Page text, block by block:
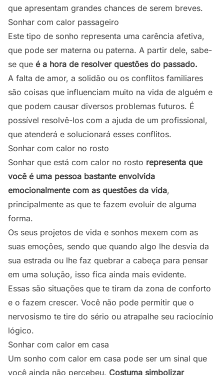
que apresentam grandes chances de serem breves.
Sonhar com calor passageiro
Este tipo de sonho representa uma carência afetiva,
que pode ser materna ou paterna. A partir dele, sabe-
se que é a hora de resolver questões do passado.
A falta de amor, a solidão ou os conflitos familiares
são coisas que influenciam muito na vida de alguém e
que podem causar diversos problemas futuros. É
possível resolvê-los com a ajuda de um profissional,
que atenderá e solucionará esses conflitos.
Sonhar com calor no rosto
Sonhar que está com calor no rosto representa que
você é uma pessoa bastante envolvida
emocionalmente com as questões da vida,
principalmente as que te fazem evoluir de alguma
forma.
Os seus projetos de vida e sonhos mexem com as
suas emoções, sendo que quando algo lhe desvia da
sua estrada ou lhe faz quebrar a cabeça para pensar
em uma solução, isso fica ainda mais evidente.
Essas são situações que te tiram da zona de conforto
e o fazem crescer. Você não pode permitir que o
nervosismo te tire do sério ou atrapalhe seu raciocínio
lógico.
Sonhar com calor em casa
Um sonho com calor em casa pode ser um sinal que
você ainda não percebeu. Costuma simbolizar